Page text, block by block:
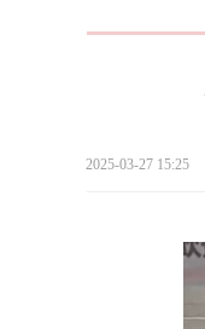
2025-03-27 15:25